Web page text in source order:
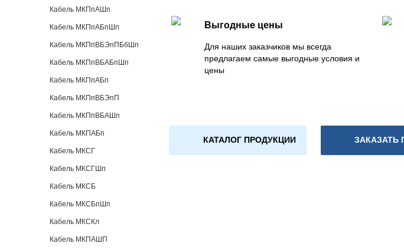
Кабель МКПпАШп
Кабель МКПпАБпШп
Кабель МКПпВБЭпПБбШп
Кабель МКПпВБАБпШп
Кабель МКПпАБп
Кабель МКПпВБЭпП
Кабель МКПпВБАШп
Кабель МКПАБп
Кабель МКСГ
Кабель МКСГШп
Кабель МКСБ
Кабель МКСБпШп
Кабель МКСКл
Кабель МКПАШП
Выгодные цены
Для наших заказчиков мы всегда
предлагаем самые выгодные условия и
цены
КАТАЛОГ ПРОДУКЦИИ ЗАКАЗАТЬ